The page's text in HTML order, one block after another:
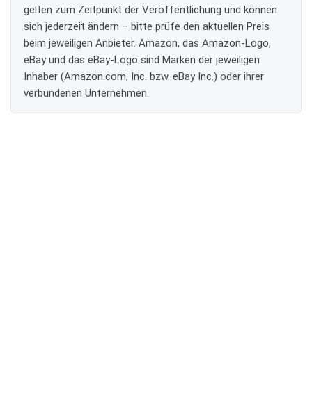
gelten zum Zeitpunkt der Veröffentlichung und können
sich jederzeit ändern – bitte prüfe den aktuellen Preis
beim jeweiligen Anbieter. Amazon, das Amazon-Logo,
eBay und das eBay-Logo sind Marken der jeweiligen
Inhaber (Amazon.com, Inc. bzw. eBay Inc.) oder ihrer
verbundenen Unternehmen.